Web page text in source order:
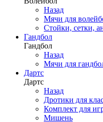
Назад
Мячи для
Стойки, сетки,
Гандбол
Гандбол
Назад
Мячи для
Дартс
Дартс
Назад
Дротики для
Комплект для
Мишень